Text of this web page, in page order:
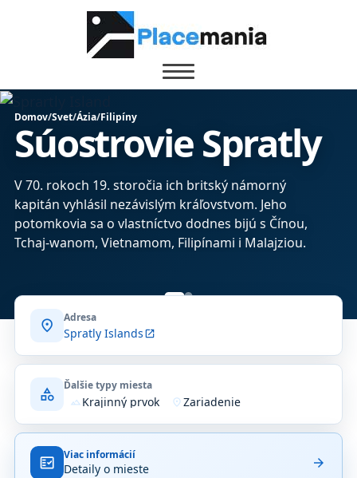
Domov/Svet/Ázia/Filipíny
Súostrovie Spratly
V 70. rokoch 19. storočia ich britský námorný
kapitán vyhlásil nezávislým kráľovstvom. Jeho
potomkovia sa o vlastníctvo dodnes bijú s Čínou,
Tchaj-wanom, Vietnamom, Filipínami i Malajziou.
location_on Adresa
Spratly Islandsopen_in_new
category Ďalšie typy miesta
terrainKrajinný prvok location_onZariadenie
fact_check Viac informácií
Detaily o mieste arrow_forward